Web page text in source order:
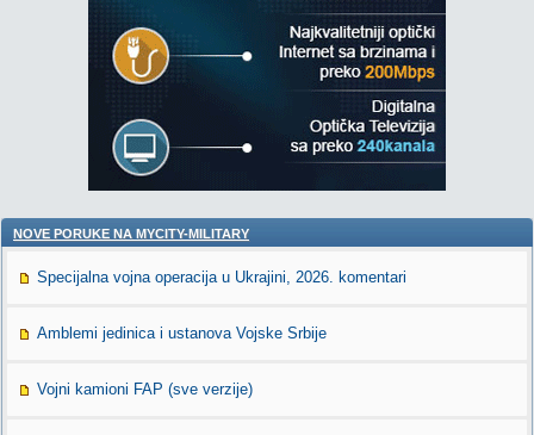
NOVE PORUKE NA MYCITY-MILITARY
Specijalna vojna operacija u Ukrajini, 2026. komentari
Amblemi jedinica i ustanova Vojske Srbije
Vojni kamioni FAP (sve verzije)